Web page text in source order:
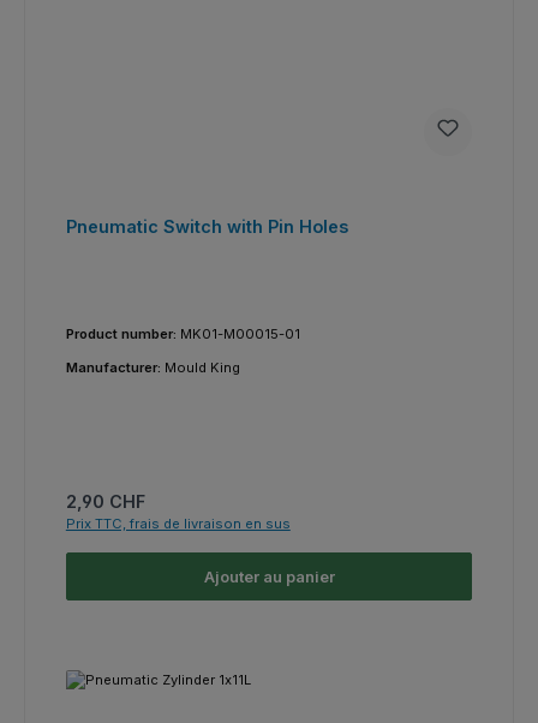
Pneumatic Switch with Pin Holes
Product number: MK01-M00015-01
Manufacturer: Mould King
Prix régulier :
2,90 CHF
Prix TTC, frais de livraison en sus
Ajouter au panier